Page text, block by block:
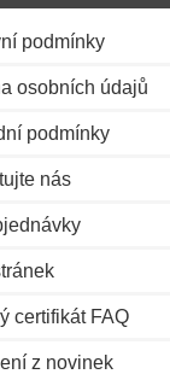
podmínky
osobních údajů
podmínky
nás
certifikát FAQ
z novinek